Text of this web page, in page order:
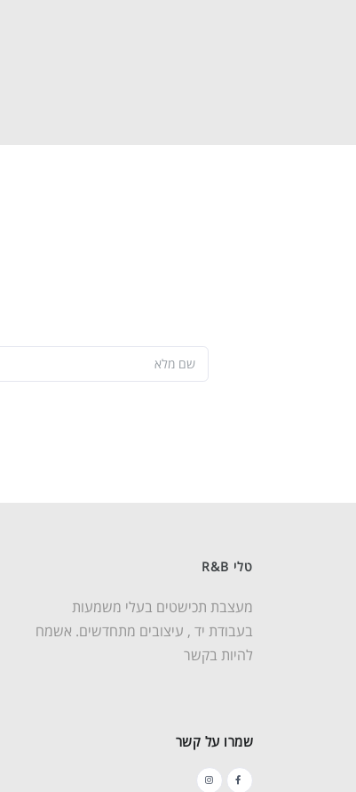
טלי R&B
מעצבת תכישטים בעלי משמעות
בעבודת יד , עיצובים מתחדשים. אשמח
להיות בקשר
שמרו על קשר